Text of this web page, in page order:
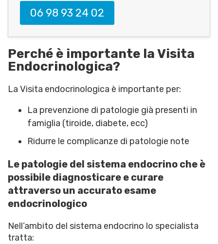
06 98 93 24 02
Perché è importante la Visita
Endocrinologica?
La Visita endocrinologica è importante per:
La prevenzione di patologie già presenti in
famiglia (tiroide, diabete, ecc)
Ridurre le complicanze di patologie note
Le patologie del sistema endocrino che è
possibile diagnosticare e curare
attraverso un accurato esame
endocrinologico
Nell’ambito del sistema endocrino lo specialista
tratta: